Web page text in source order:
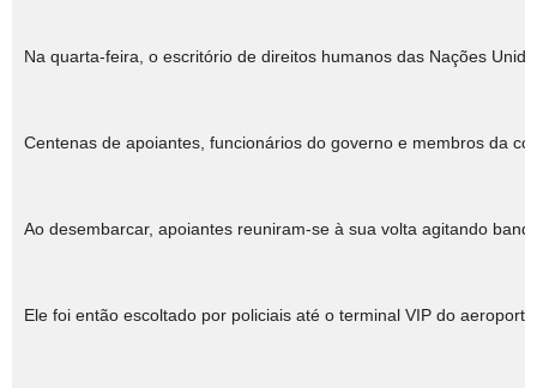
Na quarta-feira, o escritório de direitos humanos das Nações
Centenas de apoiantes, funcionários do governo e membros da
Ao desembarcar, apoiantes reuniram-se à sua volta agitando
Ele foi então escoltado por policiais até o terminal VIP do